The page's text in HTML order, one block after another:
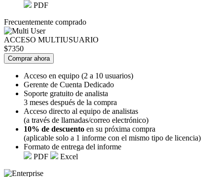
PDF
Frecuentemente comprado
ACCESO MULTIUSUARIO
$7350
Comprar ahora
Acceso en equipo (2 a 10 usuarios)
Gerente de Cuenta Dedicado
Soporte gratuito de analista
3 meses después de la compra
Acceso directo al equipo de analistas
(a través de llamadas/correo electrónico)
10% de descuento en su próxima compra
(aplicable solo a 1 informe con el mismo tipo de licencia)
Formato de entrega del informe
PDF
Excel